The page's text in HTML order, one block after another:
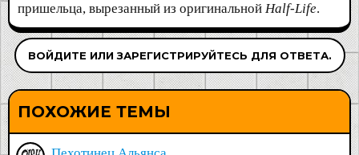
пришельца, вырезанный из оригинальной Half-Life.
ВОЙДИТЕ ИЛИ ЗАРЕГИСТРИРУЙТЕСЬ ДЛЯ ОТВЕТА.
ПОХОЖИЕ ТЕМЫ